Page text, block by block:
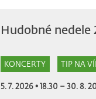
Hudobné nedele
KONCERTY TIP NA
5. 7. 2026 • 18.30 – 30. 8.